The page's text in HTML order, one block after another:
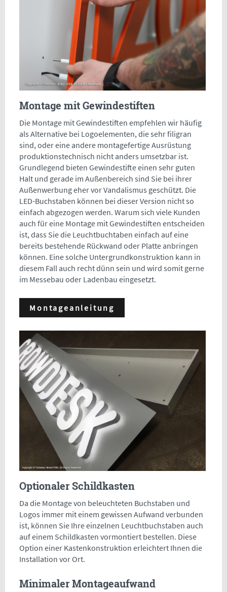
Montage mit Gewindestiften
Die Montage mit Gewindestiften empfehlen wir häufig
als Alternative bei Logoelementen, die sehr filigran
sind, oder eine andere montagefertige Ausrüstung
produktionstechnisch nicht anders umsetzbar ist.
Grundlegend bieten Gewindestifte einen sehr guten
Halt und gerade im Außenbereich sind Sie bei ihrer
Außenwerbung eher vor Vandalismus geschützt. Die
LED-Buchstaben können bei dieser Version nicht so
einfach abgezogen werden. Warum sich viele Kunden
auch für eine Montage mit Gewindestiften entscheiden
ist, dass Sie die Leuchtbuchtaben einfach auf eine
bereits bestehende Rückwand oder Platte anbringen
können. Eine solche Untergrundkonstruktion kann in
diesem Fall auch recht dünn sein und wird somit gerne
im Messebau oder Ladenbau eingesetzt.
Montageanleitung
Optionaler Schildkasten
Da die Montage von beleuchteten Buchstaben und
Logos immer mit einem gewissen Aufwand verbunden
ist, können Sie Ihre einzelnen Leuchtbuchstaben auch
auf einem Schildkasten vormontiert bestellen. Diese
Option einer Kastenkonstruktion erleichtert Ihnen die
Installation vor Ort.
Minimaler Montageaufwand